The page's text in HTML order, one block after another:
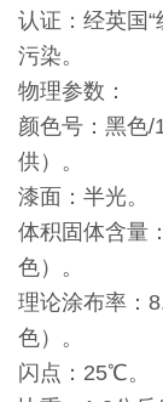
认证：经英国
污染。
物理参数：
颜色号：黑色/
供）。
漆面：半光。
体积固体含量
色）。
理论涂布率：
色）。
闪点：25℃。